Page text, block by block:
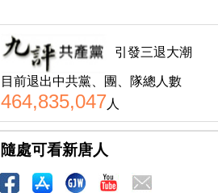
引發三退大潮
目前退出中共黨、團、隊總人數
464,835,047人
隨處可看新唐人